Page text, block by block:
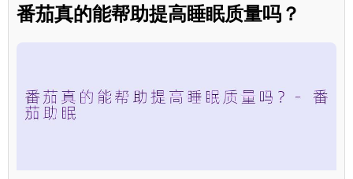
番茄真的能帮助提高睡眠质量吗？